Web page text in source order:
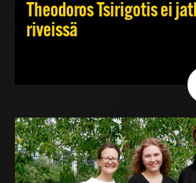
Theodoros Tsirigotis ei
riveissä